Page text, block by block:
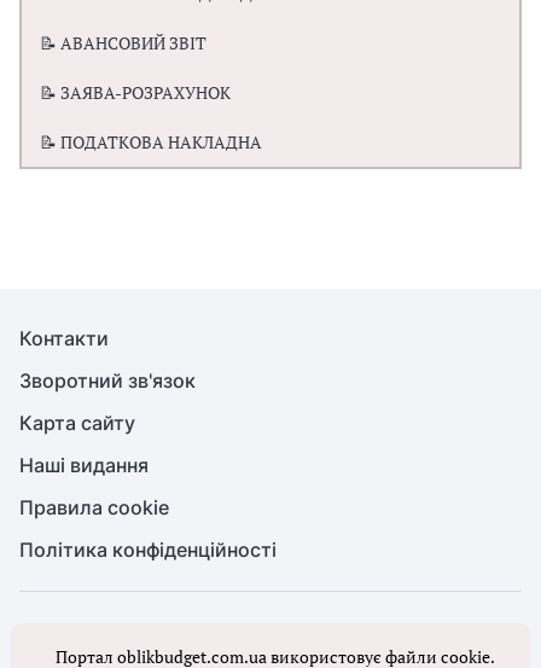
📝 АВАНСОВИЙ ЗВІТ
📝 ЗАЯВА-РОЗРАХУНОК
📝 ПОДАТКОВА НАКЛАДНА
Контакти
Зворотний зв'язок
Карта сайту
Наші видання
Правила cookie
Політика конфіденційності
Повне або часткове копіювання будь-яких матеріалів порталу,
Портал oblikbudget.com.ua використовує файли cookie.